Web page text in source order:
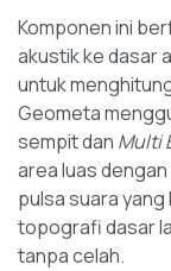
Komponen ini
akustik ke dasar
untuk
Geometa
sempit dan Multi
area luas
pulsa suara
topografi dasar
tanpa celah.